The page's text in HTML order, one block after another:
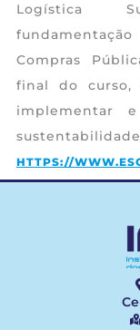
Logística
Compras
final do curso,
implementar
HTTPS://